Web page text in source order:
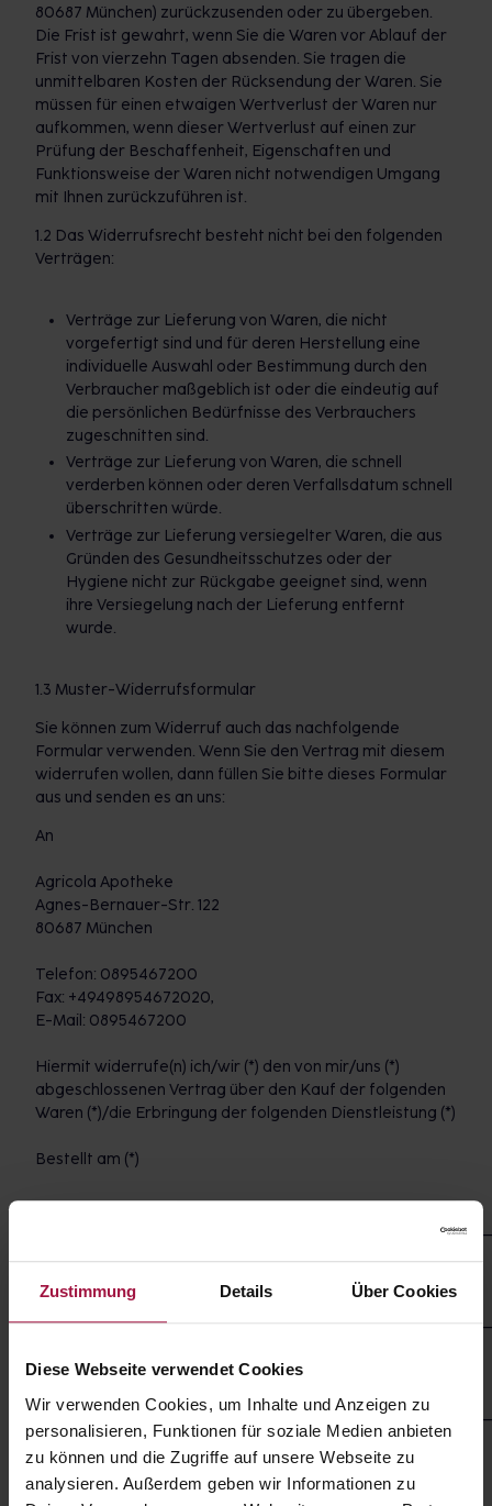
Zustimmung Details Über Cookies
Diese Webseite verwendet Cookies
Wir verwenden Cookies, um Inhalte und Anzeigen zu
personalisieren, Funktionen für soziale Medien anbieten
zu können und die Zugriffe auf unsere Webseite zu
analysieren. Außerdem geben wir Informationen zu
80687 München) zurückzusenden oder zu übergeben.
Die Frist ist gewahrt, wenn Sie die Waren vor Ablauf der
Frist von vierzehn Tagen absenden. Sie tragen die
unmittelbaren Kosten der Rücksendung der Waren. Sie
müssen für einen etwaigen Wertverlust der Waren nur
aufkommen, wenn dieser Wertverlust auf einen zur
Prüfung der Beschaffenheit, Eigenschaften und
Funktionsweise der Waren nicht notwendigen Umgang
mit Ihnen zurückzuführen ist.
1.2 Das Widerrufsrecht besteht nicht bei den folgenden
Verträgen:
Verträge zur Lieferung von Waren, die nicht
vorgefertigt sind und für deren Herstellung eine
individuelle Auswahl oder Bestimmung durch den
Verbraucher maßgeblich ist oder die eindeutig auf
die persönlichen Bedürfnisse des Verbrauchers
zugeschnitten sind.
Verträge zur Lieferung von Waren, die schnell
verderben können oder deren Verfallsdatum schnell
überschritten würde.
Verträge zur Lieferung versiegelter Waren, die aus
Gründen des Gesundheitsschutzes oder der
Hygiene nicht zur Rückgabe geeignet sind, wenn
ihre Versiegelung nach der Lieferung entfernt
wurde.
1.3 Muster-Widerrufsformular
Sie können zum Widerruf auch das nachfolgende
Formular verwenden. Wenn Sie den Vertrag mit diesem
widerrufen wollen, dann füllen Sie bitte dieses Formular
aus und senden es an uns:
An
Agricola Apotheke
Agnes-Bernauer-Str. 122
80687 München
Telefon: 0895467200
Fax: +49498954672020,
E-Mail: 0895467200
Hiermit widerrufe(n) ich/wir (*) den von mir/uns (*)
abgeschlossenen Vertrag über den Kauf der folgenden
Waren (*)/die Erbringung der folgenden Dienstleistung (*)
Bestellt am (*)
Anschrift des/der Verbraucher(s)